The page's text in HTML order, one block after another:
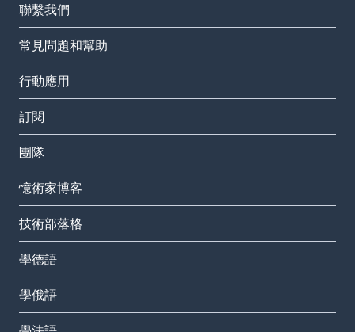
聯繫我們
常見問題和幫助
行動應用
訂閱
團隊
憶術家博客
技術部落格
學德語
學俄語